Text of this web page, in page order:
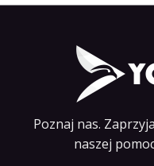
Poznaj nas.
naszej